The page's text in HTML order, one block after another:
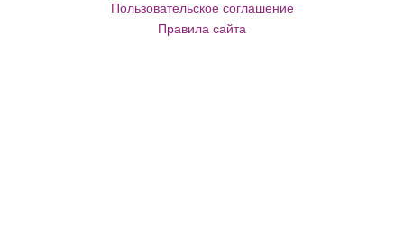
Пользовательское соглашение
Правила сайта